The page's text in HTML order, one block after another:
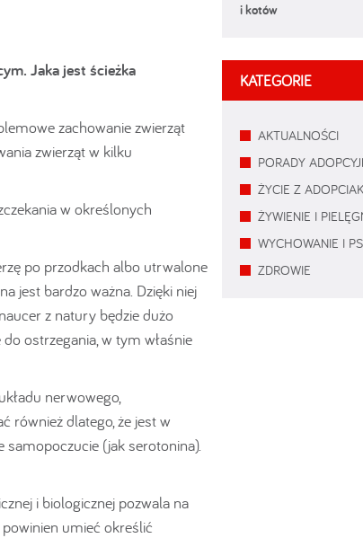
Jaka jest ścieżka
zachowanie zwierząt
zwierząt w kilku
w określonych
po przodkach albo utrwalone
jest bardzo ważna. Dzięki niej
z natury będzie dużo
ostrzegania, w tym właśnie
nerwowego,
również dlatego, że jest w
(jak serotonina).
i biologicznej pozwala na
umieć określić
i kotów
KATEGORIE
AKTUALNOŚCI
PORADY
ŻYCIE Z
ŻYWIENIE I
WYCHOWANIE I
ZDROWIE